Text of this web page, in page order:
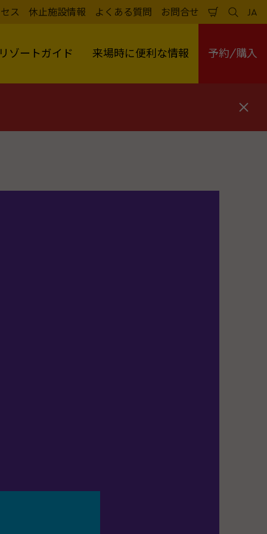
ス 休止施設情報 よくある質問 お問合せ
い
ご
検
索
る
JA
日
本
ゾートガイド 来場時に便利な情報 予約/購入
閉
る